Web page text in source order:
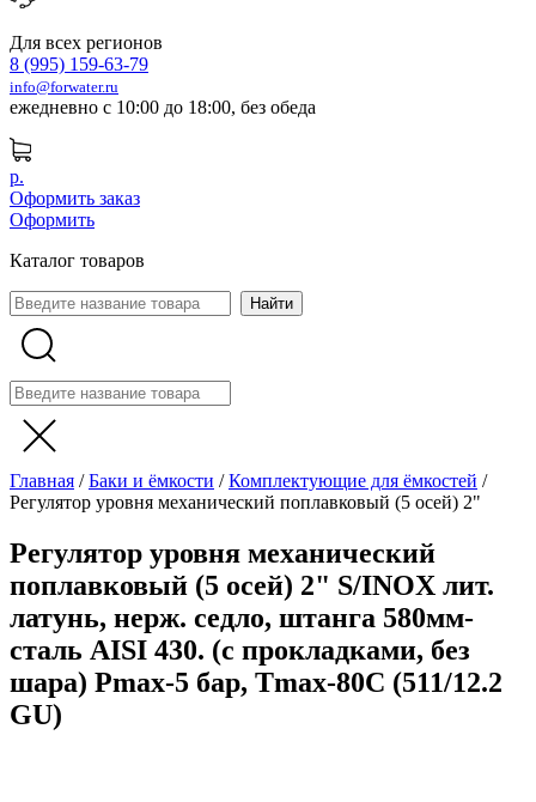
Для всех регионов
8 (995) 159-63-79
info@forwater.ru
ежедневно с 10:00 до 18:00, без обеда
р.
Оформить заказ
Оформить
Каталог товаров
Главная /Баки и ёмкости /Комплектующие для ёмкостей /
Регулятор уровня механический поплавковый (5 осей) 2"
Регулятор уровня механический
поплавковый (5 осей) 2" S/INOX лит.
латунь, нерж. седло, штанга 580мм-
сталь AISI 430. (с прокладками, без
шара) Pmax-5 бар, Tmax-80C (511/12.2
GU)